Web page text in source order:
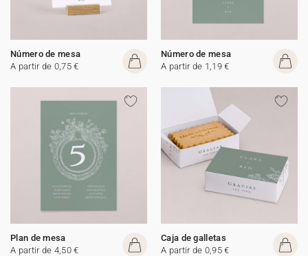
Número de mesa
A partir de 0,75 €
Número de mesa
A partir de 1,19 €
Plan de mesa
A partir de 4,50 €
Caja de galletas
A partir de 0,95 €